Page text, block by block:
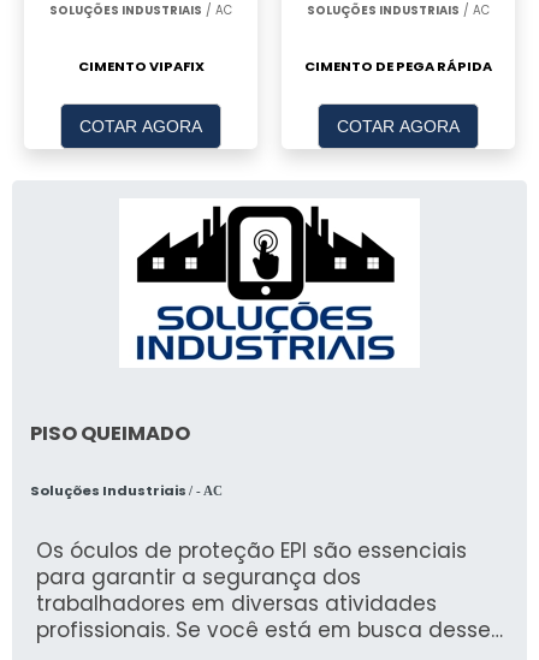
SOLUÇÕES INDUSTRIAIS / AC
CIMENTO VIPAFIX
COTAR AGORA
SOLUÇÕES INDUSTRIAIS / AC
CIMENTO DE PEGA RÁPIDA
COTAR AGORA
PISO QUEIMADO
Soluções Industriais / - AC
Os óculos de proteção EPI são essenciais
para garantir a segurança dos
trabalhadores em diversas atividades
profissionais. Se você está em busca desses